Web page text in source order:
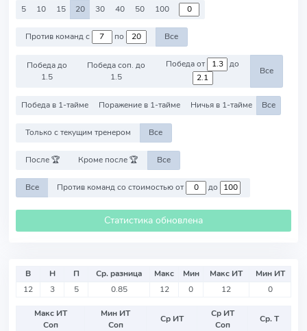
5 10 15 20 30 40 50 100
Против команд с по Все
Победа до
1.5
Победа соп. до
1.5
Победа от до
Все
Победа в 1-тайме Поражение в 1-тайме Ничья в 1-тайме Все
Только с текущим тренером Все
После 🏆 Кроме после 🏆 Все
Все Против команд со стоимостью от до
Статистика обновлена
В Н П Ср. разница Макс Мин Макс ИТ
Мин ИТ
12
3 5 0.85 12 0 12 0
Макс ИТ
Соп
Мин ИТ
Соп
Ср ИТ
Ср ИТ
Соп
Ср. Т